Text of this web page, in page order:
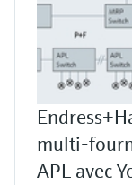
multi-
APL avec